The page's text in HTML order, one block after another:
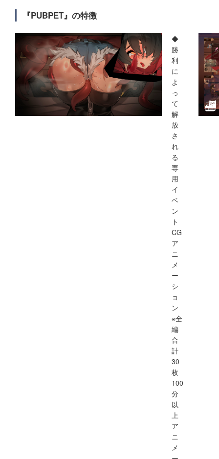
『PUBPET』の特徴
◆
勝
利
に
よ
っ
て
解
放
さ
れ
る
専
用
イ
ベ
ン
ト
CG
ア
ニ
メ
ー
シ
ョ
ン
※全
編
合
計
30
枚
100
分
以
上
ア
ニ
メ